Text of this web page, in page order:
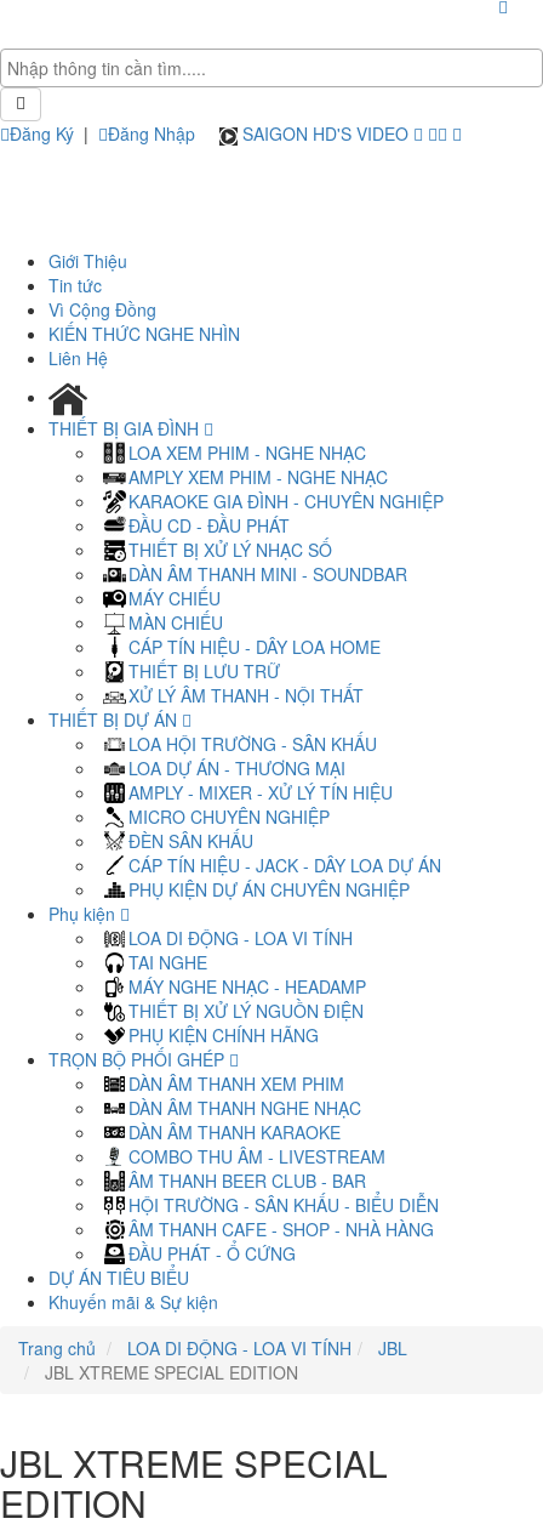
Đăng Ký | Đăng Nhập SAIGON HD'S VIDEO
Giới Thiệu
Tin tức
Vì Cộng Đồng
KIẾN THỨC NGHE NHÌN
Liên Hệ
THIẾT BỊ GIA ĐÌNH
LOA XEM PHIM - NGHE NHẠC
AMPLY XEM PHIM - NGHE NHẠC
KARAOKE GIA ĐÌNH - CHUYÊN NGHIỆP
ĐẦU CD - ĐẦU PHÁT
THIẾT BỊ XỬ LÝ NHẠC SỐ
DÀN ÂM THANH MINI - SOUNDBAR
MÁY CHIẾU
MÀN CHIẾU
CÁP TÍN HIỆU - DÂY LOA HOME
THIẾT BỊ LƯU TRỮ
XỬ LÝ ÂM THANH - NỘI THẤT
THIẾT BỊ DỰ ÁN
LOA HỘI TRƯỜNG - SÂN KHẤU
LOA DỰ ÁN - THƯƠNG MẠI
AMPLY - MIXER - XỬ LÝ TÍN HIỆU
MICRO CHUYÊN NGHIỆP
ĐÈN SÂN KHẤU
CÁP TÍN HIỆU - JACK - DÂY LOA DỰ ÁN
PHỤ KIỆN DỰ ÁN CHUYÊN NGHIỆP
Phụ kiện
LOA DI ĐỘNG - LOA VI TÍNH
TAI NGHE
MÁY NGHE NHẠC - HEADAMP
THIẾT BỊ XỬ LÝ NGUỒN ĐIỆN
PHỤ KIỆN CHÍNH HÃNG
TRỌN BỘ PHỐI GHÉP
DÀN ÂM THANH XEM PHIM
DÀN ÂM THANH NGHE NHẠC
DÀN ÂM THANH KARAOKE
COMBO THU ÂM - LIVESTREAM
ÂM THANH BEER CLUB - BAR
HỘI TRƯỜNG - SÂN KHẤU - BIỂU DIỄN
ÂM THANH CAFE - SHOP - NHÀ HÀNG
ĐẦU PHÁT - Ổ CỨNG
DỰ ÁN TIÊU BIỂU
Khuyến mãi & Sự kiện
Trang chủ
LOA DI ĐỘNG - LOA VI TÍNH
JBL
JBL XTREME SPECIAL EDITION
JBL XTREME SPECIAL
EDITION